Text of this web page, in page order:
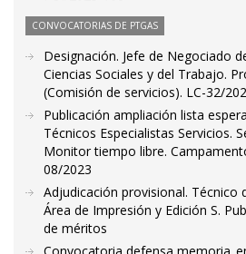
CONVOCATORIAS DE PTGAS
Designación. Jefe de Negociado
Ciencias Sociales y del Trabajo.
(Comisión de servicios). LC-32/
Publicación ampliación lista
Técnicos Especialistas Servicios.
Monitor tiempo libre.
08/2023
Adjudicación provisional. Técnico
Área de Impresión y Edición S.
de méritos